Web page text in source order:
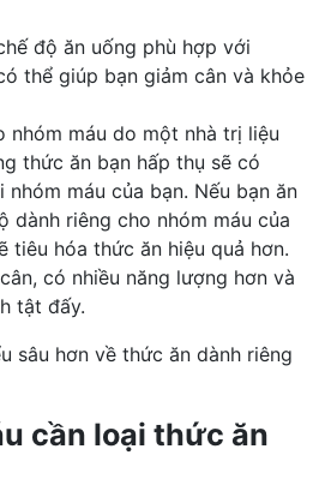
độ ăn uống phù hợp với
thể giúp bạn giảm cân và khỏe
nhóm máu do một nhà trị liệu
thức ăn bạn hấp thụ sẽ có
máu của bạn. Nếu bạn ăn
dành riêng cho nhóm máu của
tiêu hóa thức ăn hiệu quả hơn.
có nhiều năng lượng hơn và
tật đấy.
sâu hơn về thức ăn dành riêng
cần loại thức ăn